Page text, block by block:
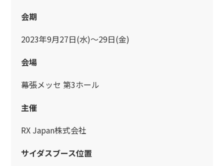
会期
2023年9月27日(水)〜29日(金)
会場
幕張メッセ 第3ホール
主催
RX Japan株式会社
サイダスブース位置